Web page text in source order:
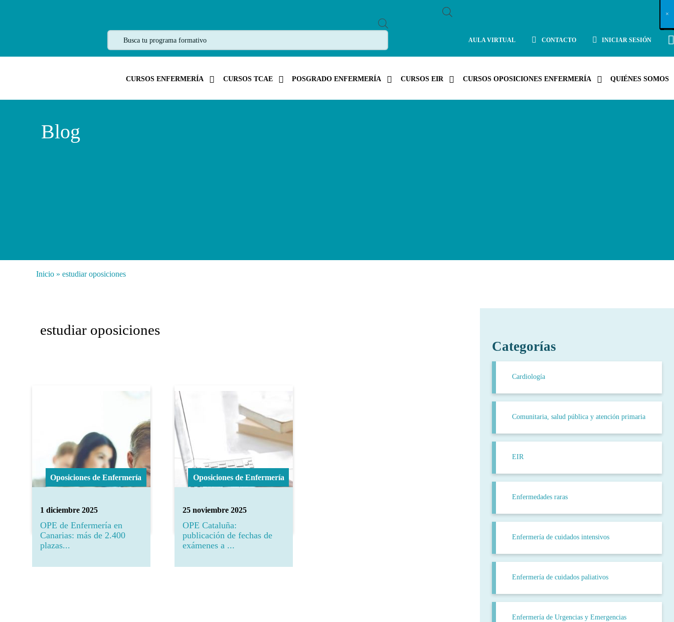
R
D
S
A
AULA VIRTUAL CONTACTO INICIAR SESIÓN
CURSOS ENFERMERÍA CURSOS TCAE POSGRADO ENFERMERÍA CURSOS EIR CURSOS OPOSICIONES ENFERMERÍA QUIÉNES SOMOS
Blog
Inicio » estudiar oposiciones
estudiar oposiciones
1 diciembre 2025
Oposiciones de Enfermería
OPE de Enfermería en
Canarias: más de 2.400
plazas...
25 noviembre 2025
Oposiciones de Enfermería
OPE Cataluña:
publicación de fechas de
exámenes a ...
Categorías
Cardiología
Comunitaria, salud pública y atención primaria
EIR
Enfermedades raras
Enfermería de cuidados intensivos
Enfermería de cuidados paliativos
Enfermería de Urgencias y Emergencias
X
×
×
×
×
×
×
×
×
×
×
×
×
×
×
×
×
×
×
×
×
×
×
×
×
×
×
×
×
×
×
×
×
×
×
×
×
×
×
×
×
×
×
×
×
×
×
×
×
×
×
×
×
×
×
×
×
×
×
×
×
×
×
×
×
×
×
×
×
×
×
×
×
×
×
×
×
×
×
×
×
×
×
×
×
×
×
×
×
×
×
×
×
×
×
×
×
×
×
×
×
×
×
×
×
×
×
×
×
×
×
×
×
×
×
×
×
×
×
×
×
×
×
×
×
×
×
×
×
×
×
×
×
×
×
×
×
×
×
×
×
×
×
×
×
×
×
×
×
×
×
×
×
×
×
×
×
×
×
×
×
×
×
×
×
×
×
×
×
×
×
×
×
×
×
×
×
×
×
×
×
×
×
×
×
×
×
×
×
×
×
×
×
×
×
×
×
×
×
×
×
×
×
×
×
×
×
×
×
×
×
×
×
×
×
×
×